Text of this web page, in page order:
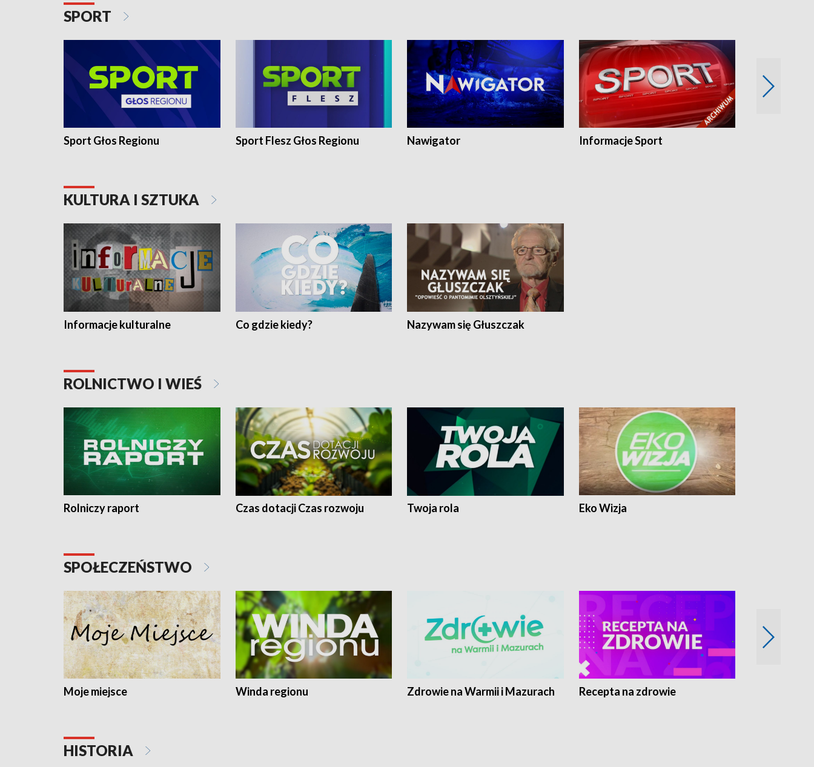
SPORT
Sport Głos Regionu Sport Flesz Głos Regionu Nawigator Informacje Sport
KULTURA I SZTUKA
Informacje kulturalne Co gdzie kiedy? Nazywam się Głuszczak
ROLNICTWO I WIEŚ
Rolniczy raport Czas dotacji Czas rozwoju Twoja rola Eko Wizja
SPOŁECZEŃSTWO
Moje miejsce Winda regionu Zdrowie na Warmii i Mazurach Recepta na zdrowie
HISTORIA